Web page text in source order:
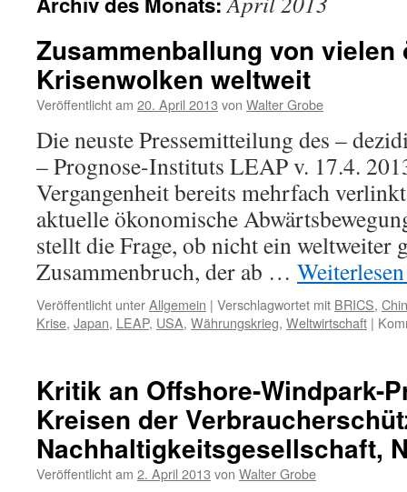
Zusammenballung von
Krisenwolken weltweit
Veröffentlicht am 20. April 2013 von Walter Grobe
Die neuste Pressemitteilung des –
– Prognose-Instituts LEAP v. 17.4.
Vergangenheit bereits mehrfach
aktuelle ökonomische
stellt die Frage, ob nicht ein weltweiter
Zusammenbruch, der ab …
Veröffentlicht unterAllgemein | Verschlagwortet mit BRICS,
Krise, Japan, LEAP, USA, Währungskrieg, Weltwirtschaft |
Kritik an Offshore-Windpark-
Kreisen der
Nachhaltigkeitsgesellschaft,
Veröffentlicht am 2. April 2013 von Walter Grobe